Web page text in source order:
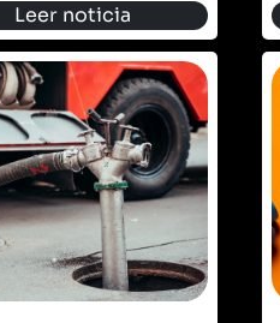
Leer noticia